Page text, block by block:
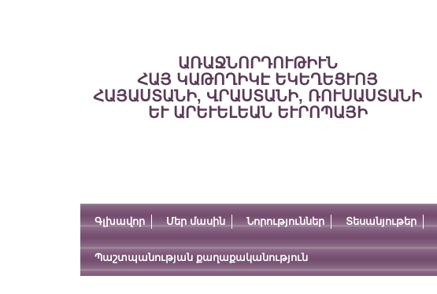
ԱՌԱՋՆՈՐԴՈՒԹԻՒՆ
ՀԱՅ ԿԱԹՈՂԻԿԷ ԵԿԵՂԵՑՒՈՅ
ՀԱՅԱՍՏԱՆԻ, ՎՐԱՍՏԱՆԻ, ՌՈՒՍԱՍՏԱՆԻ
ԵՒ ԱՐԵՒԵԼԵԱՆ ԵՒՐՈՊԱՅԻ
Գլխավոր Մեր մասին Նորություններ Տեսանյութեր
Պաշտպանության քաղաքականություն